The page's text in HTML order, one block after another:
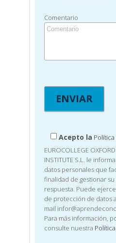
Comentario
Acepto la
EUROCOLLEGE
INSTITUTE S.L. le
datos personales que
finalidad de gestionar
respuesta. Puede
de protección de datos
mail
Para más información,
consulte nuestra